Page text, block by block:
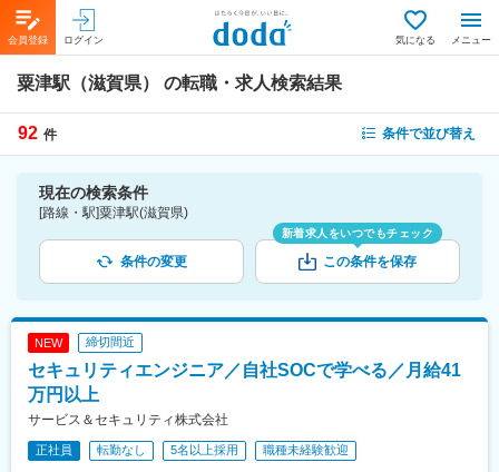
会員登録 ログイン 気になる メニュー
粟津駅（滋賀県） の転職・求人検索結果
92 件 条件で並び替え
現在の検索条件
[路線・駅]粟津駅(滋賀県)
条件の変更
新着求人をいつでもチェック
この条件を保存
NEW 締切間近
セキュリティエンジニア／自社SOCで学べる／月給41
万円以上
サービス＆セキュリティ株式会社
正社員 転勤なし 5名以上採用 職種未経験歓迎